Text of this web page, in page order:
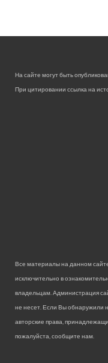
На сайте могут быть
При цитировании ссылка на
Все материалы на данном
исключительно в
владельцам. Администрация
не несет. Если Вы обнаружили
авторские права,
пожалуйста, сообщите нам.